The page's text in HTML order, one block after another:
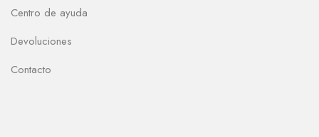
Centro de ayuda
Devoluciones
Contacto